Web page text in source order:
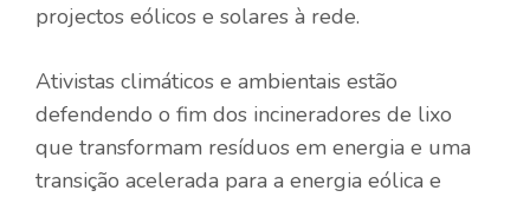
projectos eólicos e solares à rede.
Ativistas climáticos e ambientais estão
defendendo o fim dos incineradores de lixo
que transformam resíduos em energia e uma
transição acelerada para a energia eólica e